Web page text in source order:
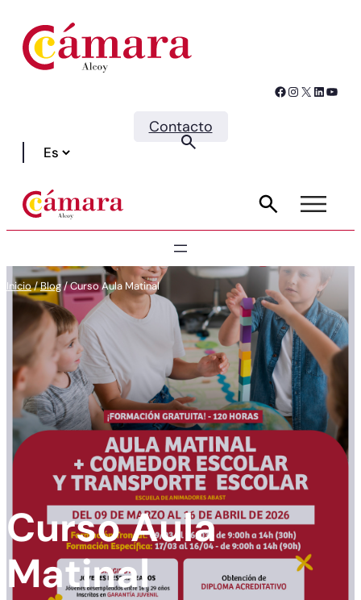
Facebook Instagram X LinkedIn YouTube
Contacto
Inicio/Blog/Curso Aula Matinal
Curso Aula
Matinal